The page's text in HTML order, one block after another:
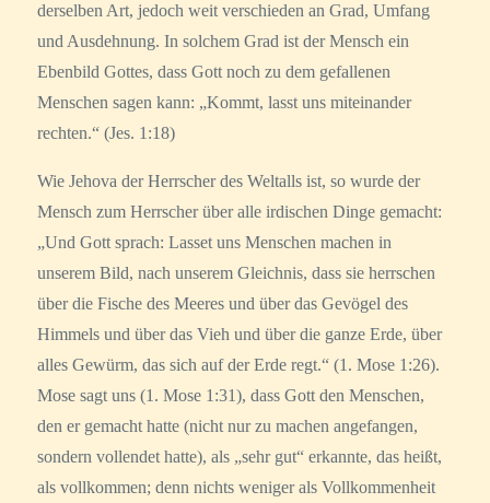
derselben Art, jedoch weit verschieden an Grad, Umfang
und Ausdehnung. In solchem Grad ist der Mensch ein
Ebenbild Gottes, dass Gott noch zu dem gefallenen
Menschen sagen kann: „Kommt, lasst uns miteinander
rechten.“ (Jes. 1:18)
Wie Jehova der Herrscher des Weltalls ist, so wurde der
Mensch zum Herrscher über alle irdischen Dinge gemacht:
„Und Gott sprach: Lasset uns Menschen machen in
unserem Bild, nach unserem Gleichnis, dass sie herrschen
über die Fische des Meeres und über das Gevögel des
Himmels und über das Vieh und über die ganze Erde, über
alles Gewürm, das sich auf der Erde regt.“ (1. Mose 1:26).
Mose sagt uns (1. Mose 1:31), dass Gott den Menschen,
den er gemacht hatte (nicht nur zu machen angefangen,
sondern vollendet hatte), als „sehr gut“ erkannte, das heißt,
als vollkommen; denn nichts weniger als Vollkommenheit